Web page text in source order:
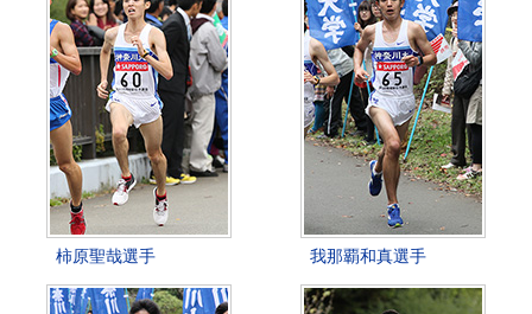
柿原聖哉選手 我那覇和真選手